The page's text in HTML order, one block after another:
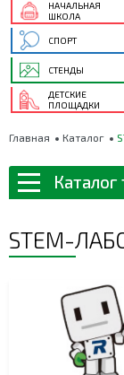
НАЧАЛЬНАЯ
ШКОЛА
СПОРТ
СТЕНДЫ
ДЕТСКИЕ
ПЛОЩАДКИ
Главная Каталог
Каталог
STEM-